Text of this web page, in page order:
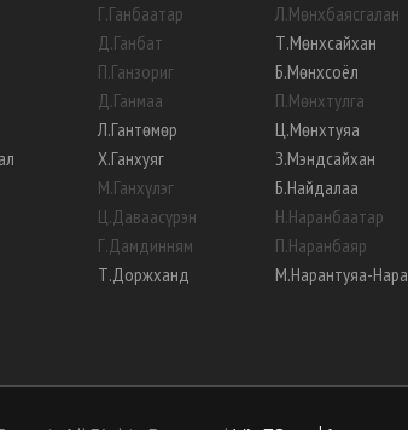
Г.Ганбаатар
Д.Ганбат
П.Ганзориг
Д.Ганмаа
Л.Гантөмөр
Х.Ганхуяг
М.Ганхүлэг
Ц.Даваасүрэн
Г.Дамдинням
Т.Доржханд
Л.Мөнхбаясгалан
Т.Мөнхсайхан
Б.Мөнхсоёл
П.Мөнхтулга
Ц.Мөнхтуяа
З.Мэндсайхан
Б.Найдалаа
Н.Наранбаатар
П.Наранбаяр
М.Нарантуяа-Нара